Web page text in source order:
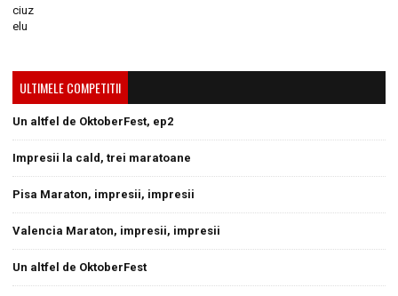
ciuz
elu
ULTIMELE COMPETITII
Un altfel de OktoberFest, ep2
Impresii la cald, trei maratoane
Pisa Maraton, impresii, impresii
Valencia Maraton, impresii, impresii
Un altfel de OktoberFest